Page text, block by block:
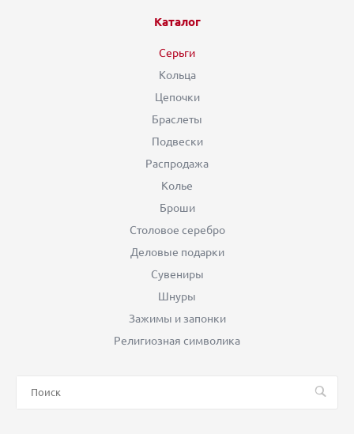
Каталог
Серьги
Кольца
Цепочки
Браслеты
Подвески
Распродажа
Колье
Броши
Столовое серебро
Деловые подарки
Сувениры
Шнуры
Зажимы и запонки
Религиозная символика